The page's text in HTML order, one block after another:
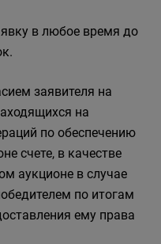
в любое время до
заявителя на
на
по обеспечению
счете, в качестве
аукционе в случае
по итогам
ему права